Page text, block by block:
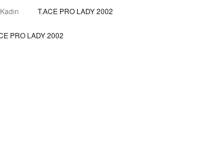
Kadın T.ACE PRO LADY 2002